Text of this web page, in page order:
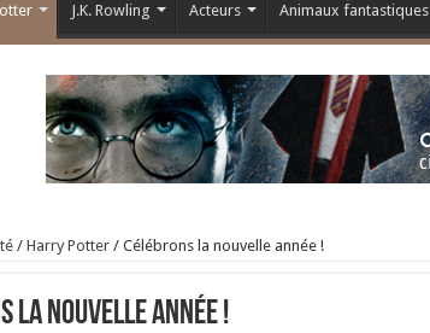
J.K. Rowling Acteurs Animaux fantastiques
/ Harry Potter / Célébrons la nouvelle année !
la nouvelle année !